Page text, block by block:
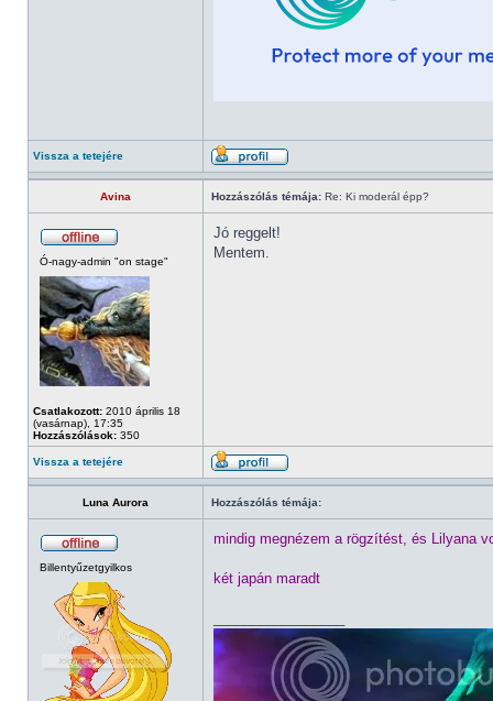
Vissza a tetejére
Avina Hozzászólás témája: Re: Ki moderál épp?
Ó-nagy-admin "on stage"
Csatlakozott: 2010 április 18
(vasárnap), 17:35
Hozzászólások: 350
Jó reggelt!
Mentem.
Vissza a tetejére
Luna Aurora Hozzászólás témája:
Billentyűzetgyilkos
mindig megnézem a rögzítést, és Lilyana
két japán maradt